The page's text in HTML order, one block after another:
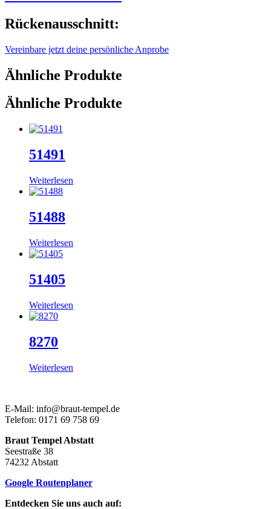
Rückenausschnitt:
Vereinbare jetzt deine persönliche Anprobe
Ähnliche Produkte
Ähnliche Produkte
51491
Weiterlesen
51488
Weiterlesen
51405
Weiterlesen
8270
Weiterlesen
E-Mail: info@braut-tempel.de
Telefon: 0171 69 758 69
Braut Tempel Abstatt
Seestraße 38
74232 Abstatt
Google Routenplaner
Entdecken Sie uns auch auf: